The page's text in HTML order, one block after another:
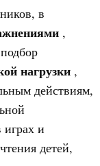
в
,
нагрузки ,
действиям,
играх и
детей,